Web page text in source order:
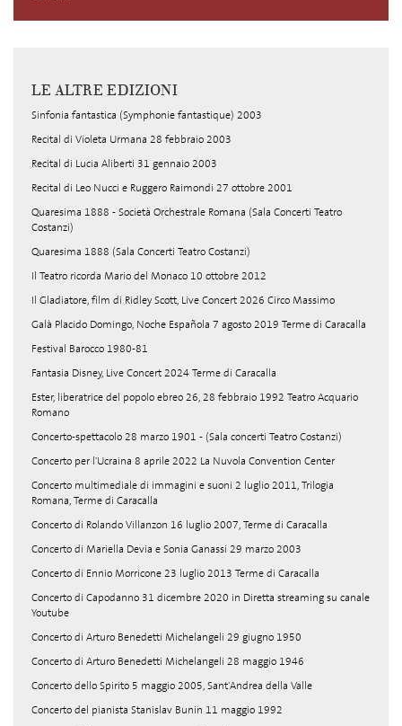
LE ALTRE EDIZIONI
Sinfonia fantastica (Symphonie fantastique) 2003
Recital di Violeta Urmana 28 febbraio 2003
Recital di Lucia Aliberti 31 gennaio 2003
Recital di Leo Nucci e Ruggero Raimondi 27 ottobre 2001
Quaresima 1888 - Società Orchestrale Romana (Sala Concerti Teatro
Costanzi)
Quaresima 1888 (Sala Concerti Teatro Costanzi)
Il Teatro ricorda Mario del Monaco 10 ottobre 2012
Il Gladiatore, film di Ridley Scott, Live Concert 2026 Circo Massimo
Galà Placido Domingo, Noche Española 7 agosto 2019 Terme di Caracalla
Festival Barocco 1980-81
Fantasia Disney, Live Concert 2024 Terme di Caracalla
Ester, liberatrice del popolo ebreo 26, 28 febbraio 1992 Teatro Acquario
Romano
Concerto-spettacolo 28 marzo 1901 - (Sala concerti Teatro Costanzi)
Concerto per l'Ucraina 8 aprile 2022 La Nuvola Convention Center
Concerto multimediale di immagini e suoni 2 luglio 2011, Trilogia
Romana, Terme di Caracalla
Concerto di Rolando Villanzon 16 luglio 2007, Terme di Caracalla
Concerto di Mariella Devia e Sonia Ganassi 29 marzo 2003
Concerto di Ennio Morricone 23 luglio 2013 Terme di Caracalla
Concerto di Capodanno 31 dicembre 2020 in Diretta streaming su canale
Youtube
Concerto di Arturo Benedetti Michelangeli 29 giugno 1950
Concerto di Arturo Benedetti Michelangeli 28 maggio 1946
Concerto dello Spirito 5 maggio 2005, Sant'Andrea della Valle
Concerto del pianista Stanislav Bunin 11 maggio 1992